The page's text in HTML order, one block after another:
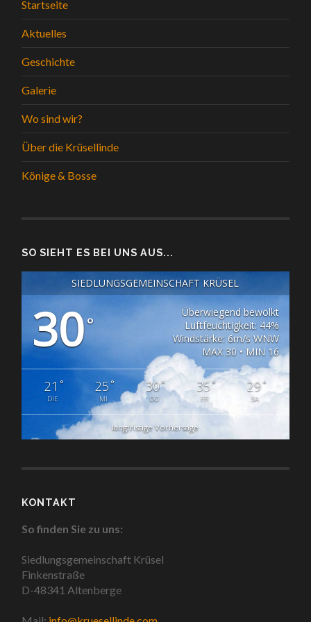
Startseite
Aktuelles
Geschichte
Galerie
Wo sind wir?
Über die Krüsellinde
Könige & Bosse
SO SIEHT ES BEI UNS AUS...
SIEDLUNGSGEMEINSCHAFT KRÜSEL
30°
Überwiegend bewölkt
Luftfeuchtigkeit: 44%
Windstärke: 6m/s WNW
MAX 30 • MIN 16
21 °
DIE
25°
MI
30°
DO
35°
FR
29°
SA
langfristige Vorhersage
KONTAKT
So finden Sie zu uns:
Siedlungsgemeinschaft Krüsel
Finkenstraße
D-48341 Altenberge